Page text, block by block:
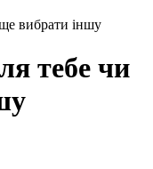
вибрати іншу
тебе чи